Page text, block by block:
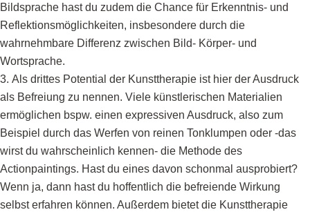
Bildsprache hast du zudem die Chance für Erkenntnis- und
Reflektionsmöglichkeiten, insbesondere durch die
wahrnehmbare Differenz zwischen Bild- Körper- und
Wortsprache.
Als drittes Potential der Kunsttherapie ist hier der Ausdruck
als Befreiung zu nennen. Viele künstlerischen Materialien
ermöglichen bspw. einen expressiven Ausdruck, also zum
Beispiel durch das Werfen von reinen Tonklumpen oder -das
wirst du wahrscheinlich kennen- die Methode des
Actionpaintings. Hast du eines davon schonmal ausprobiert?
Wenn ja, dann hast du hoffentlich die befreiende Wirkung
selbst erfahren können. Außerdem bietet die Kunsttherapie